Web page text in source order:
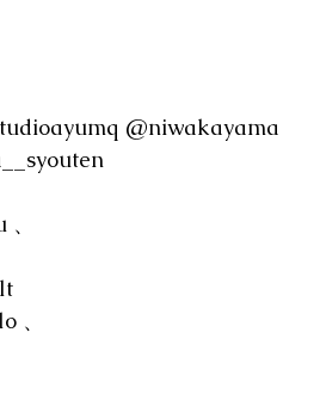
@niwakayama
、